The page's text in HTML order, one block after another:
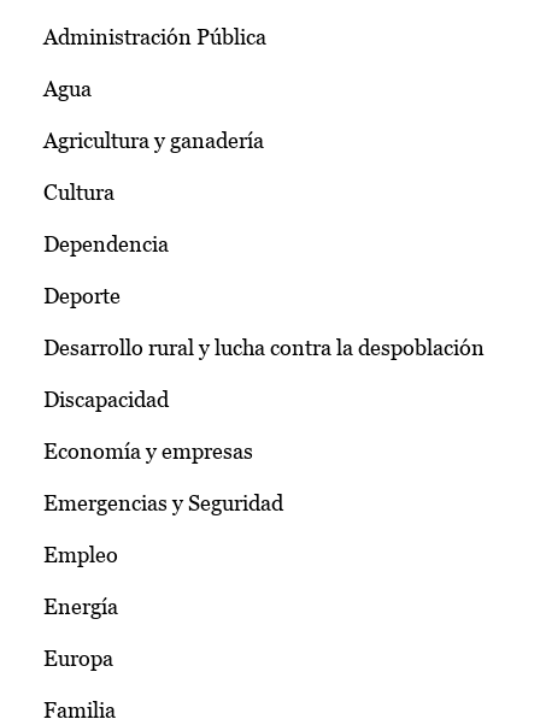
Administración Pública
Agua
Agricultura y ganadería
Cultura
Dependencia
Deporte
Desarrollo rural y lucha contra la despoblación
Discapacidad
Economía y empresas
Emergencias y Seguridad
Empleo
Energía
Europa
Familia